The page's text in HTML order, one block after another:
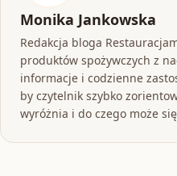
Monika Jankowska
Redakcja bloga
produktów spożywczych z
informacje i codzienne
by czytelnik szybko
wyróżnia i do czego może